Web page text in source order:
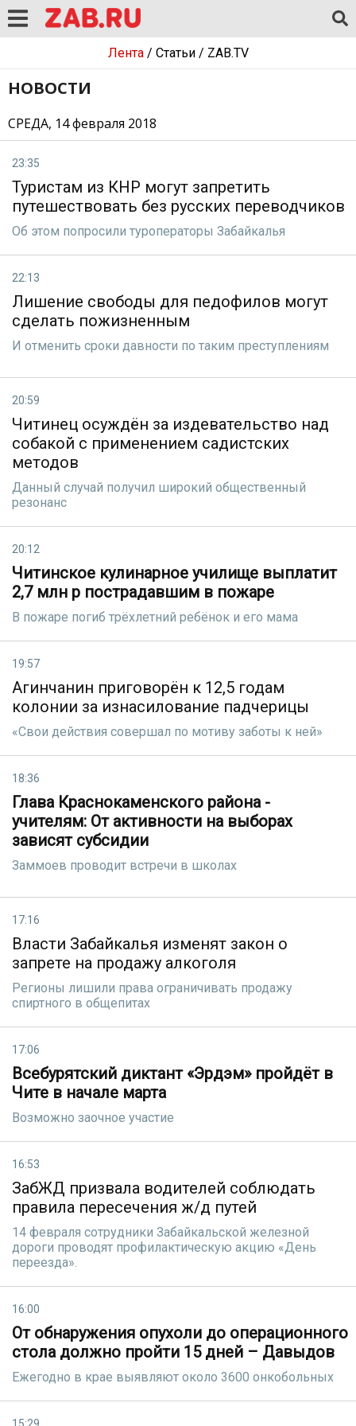
Лента/ Статьи/ ZAB.TV
НОВОСТИ
СРЕДА, 14 февраля 2018
23:35
Туристам из КНР могут запретить
путешествовать без русских переводчиков
Об этом попросили туроператоры Забайкалья
22:13
Лишение свободы для педофилов могут
сделать пожизненным
И отменить сроки давности по таким преступлениям
20:59
Читинец осуждён за издевательство над
собакой с применением садистских
методов
Данный случай получил широкий общественный
резонанс
20:12
Читинское кулинарное училище выплатит
2,7 млн р пострадавшим в пожаре
В пожаре погиб трёхлетний ребёнок и его мама
19:57
Агинчанин приговорён к 12,5 годам
колонии за изнасилование падчерицы
«Свои действия совершал по мотиву заботы к ней»
18:36
Глава Краснокаменского района -
учителям: От активности на выборах
зависят субсидии
Заммоев проводит встречи в школах
17:16
Власти Забайкалья изменят закон о
запрете на продажу алкоголя
Регионы лишили права ограничивать продажу
спиртного в общепитах
17:06
Всебурятский диктант «Эрдэм» пройдёт в
Чите в начале марта
Возможно заочное участие
16:53
ЗабЖД призвала водителей соблюдать
правила пересечения ж/д путей
14 февраля сотрудники Забайкальской железной
дороги проводят профилактическую акцию «День
переезда».
16:00
От обнаружения опухоли до операционного
стола должно пройти 15 дней – Давыдов
Ежегодно в крае выявляют около 3600 онкобольных